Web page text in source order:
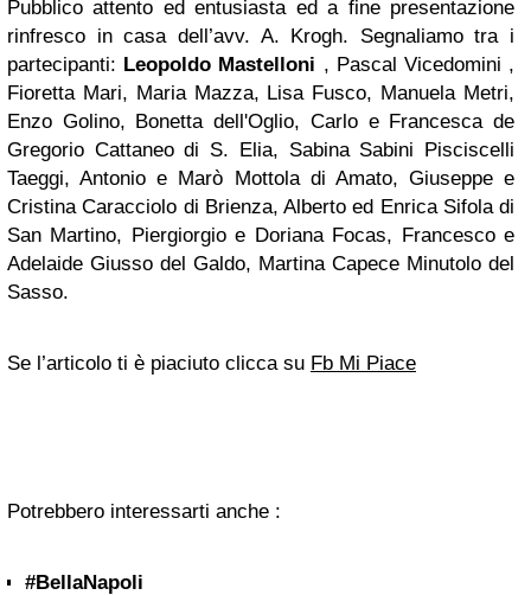
Pubblico attento ed entusiasta ed a fine presentazione
rinfresco in casa dell’avv. A. Krogh. Segnaliamo tra i
partecipanti: Leopoldo Mastelloni , Pascal Vicedomini ,
Fioretta Mari, Maria Mazza, Lisa Fusco, Manuela Metri,
Enzo Golino, Bonetta dell'Oglio, Carlo e Francesca de
Gregorio Cattaneo di S. Elia, Sabina Sabini Pisciscelli
Taeggi, Antonio e Marò Mottola di Amato, Giuseppe e
Cristina Caracciolo di Brienza, Alberto ed Enrica Sifola di
San Martino, Piergiorgio e Doriana Focas, Francesco e
Adelaide Giusso del Galdo, Martina Capece Minutolo del
Sasso.
Se l’articolo ti è piaciuto clicca su Fb Mi Piace
Potrebbero interessarti anche :
#BellaNapoli